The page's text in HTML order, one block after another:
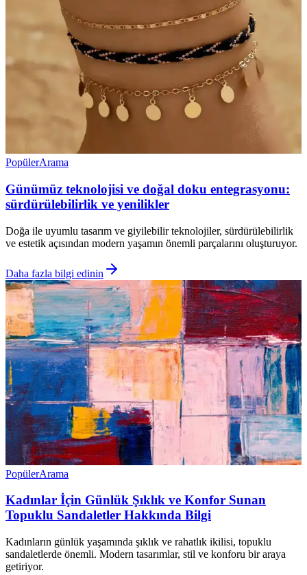
PopülerArama
Günümüz teknolojisi ve doğal doku entegrasyonu:
sürdürülebilirlik ve yenilikler
Doğa ile uyumlu tasarım ve giyilebilir teknolojiler, sürdürülebilirlik
ve estetik açısından modern yaşamın önemli parçalarını oluşturuyor.
Daha fazla bilgi edinin
PopülerArama
Kadınlar İçin Günlük Şıklık ve Konfor Sunan
Topuklu Sandaletler Hakkında Bilgi
Kadınların günlük yaşamında şıklık ve rahatlık ikilisi, topuklu
sandaletlerde önemli. Modern tasarımlar, stil ve konforu bir araya
getiriyor.